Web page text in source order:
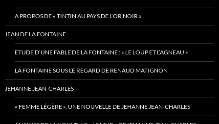
A PROPOS DE « TINTIN AU PAYS DE L’OR NOIR »
JEAN DE LA FONTAINE
ETUDE D’UNE FABLE DE LA FONTAINE : « LE LOUP ET L’AGNEAU »
LA FONTAINE SOUS LE REGARD DE RENAUD MATIGNON
JEHANNE JEAN-CHARLES
« FEMME LÉGÈRE », UNE NOUVELLE DE JEHANNE JEAN-CHARLES